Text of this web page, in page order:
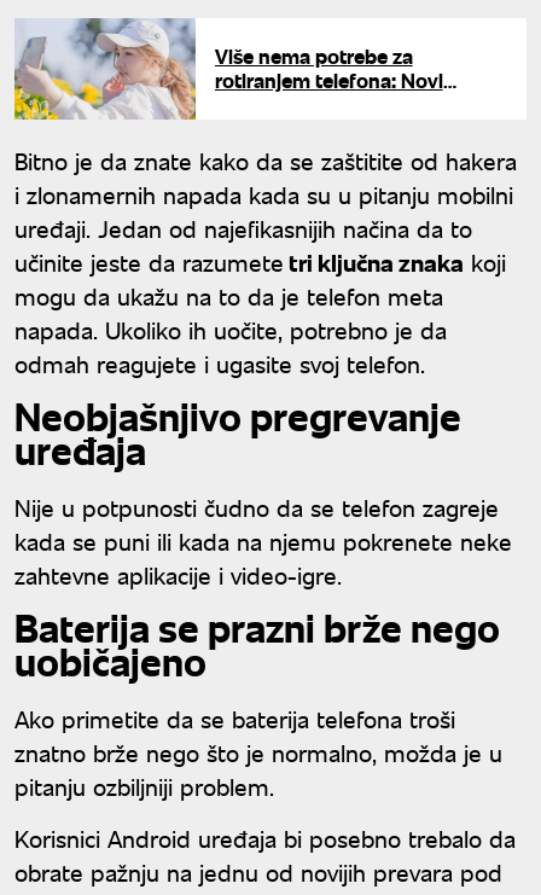
Više nema potrebe za
rotiranjem telefona: Novi
Bitno je da znate kako da se zaštitite od hakera
i zlonamernih napada kada su u pitanju mobilni
uređaji. Jedan od najefikasnijih načina da to
učinite jeste da razumetetri ključna znaka koji
mogu da ukažu na to da je telefon meta
napada. Ukoliko ih uočite, potrebno je da
odmah reagujete i ugasite svoj telefon.
Neobjašnjivo pregrevanje
uređaja
Nije u potpunosti čudno da se telefon zagreje
kada se puni ili kada na njemu pokrenete neke
zahtevne aplikacije i video-igre.
Baterija se prazni brže nego
uobičajeno
Ako primetite da se baterija telefona troši
znatno brže nego što je normalno, možda je u
pitanju ozbiljniji problem.
Korisnici Android uređaja bi posebno trebalo da
obrate pažnju na jednu od novijih prevara pod